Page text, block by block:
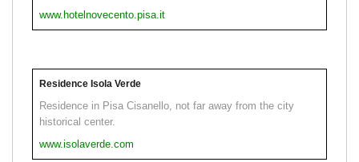
www.hotelnovecento.pisa.it
Residence Isola Verde
Residence in Pisa Cisanello, not far away from the city
historical center.
www.isolaverde.com